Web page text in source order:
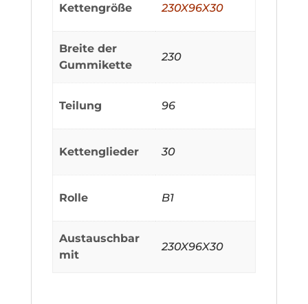
Kettengröße 230X96X30
Breite der
Gummikette
230
Teilung 96
Kettenglieder 30
Rolle B1
Austauschbar
mit
230X96X30